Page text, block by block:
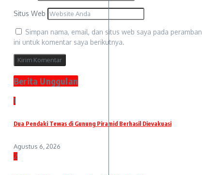
Situs Web
Simpan nama, email, dan situs web saya pada peramban
ini untuk komentar saya berikutnya.
Berita Unggulan
1
Dua Pendaki Tewas di Gunung Piramid Berhasil Dievakuasi
Agustus 6, 2026
2